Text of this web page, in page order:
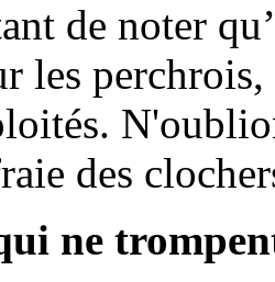
de noter
les
des
ne